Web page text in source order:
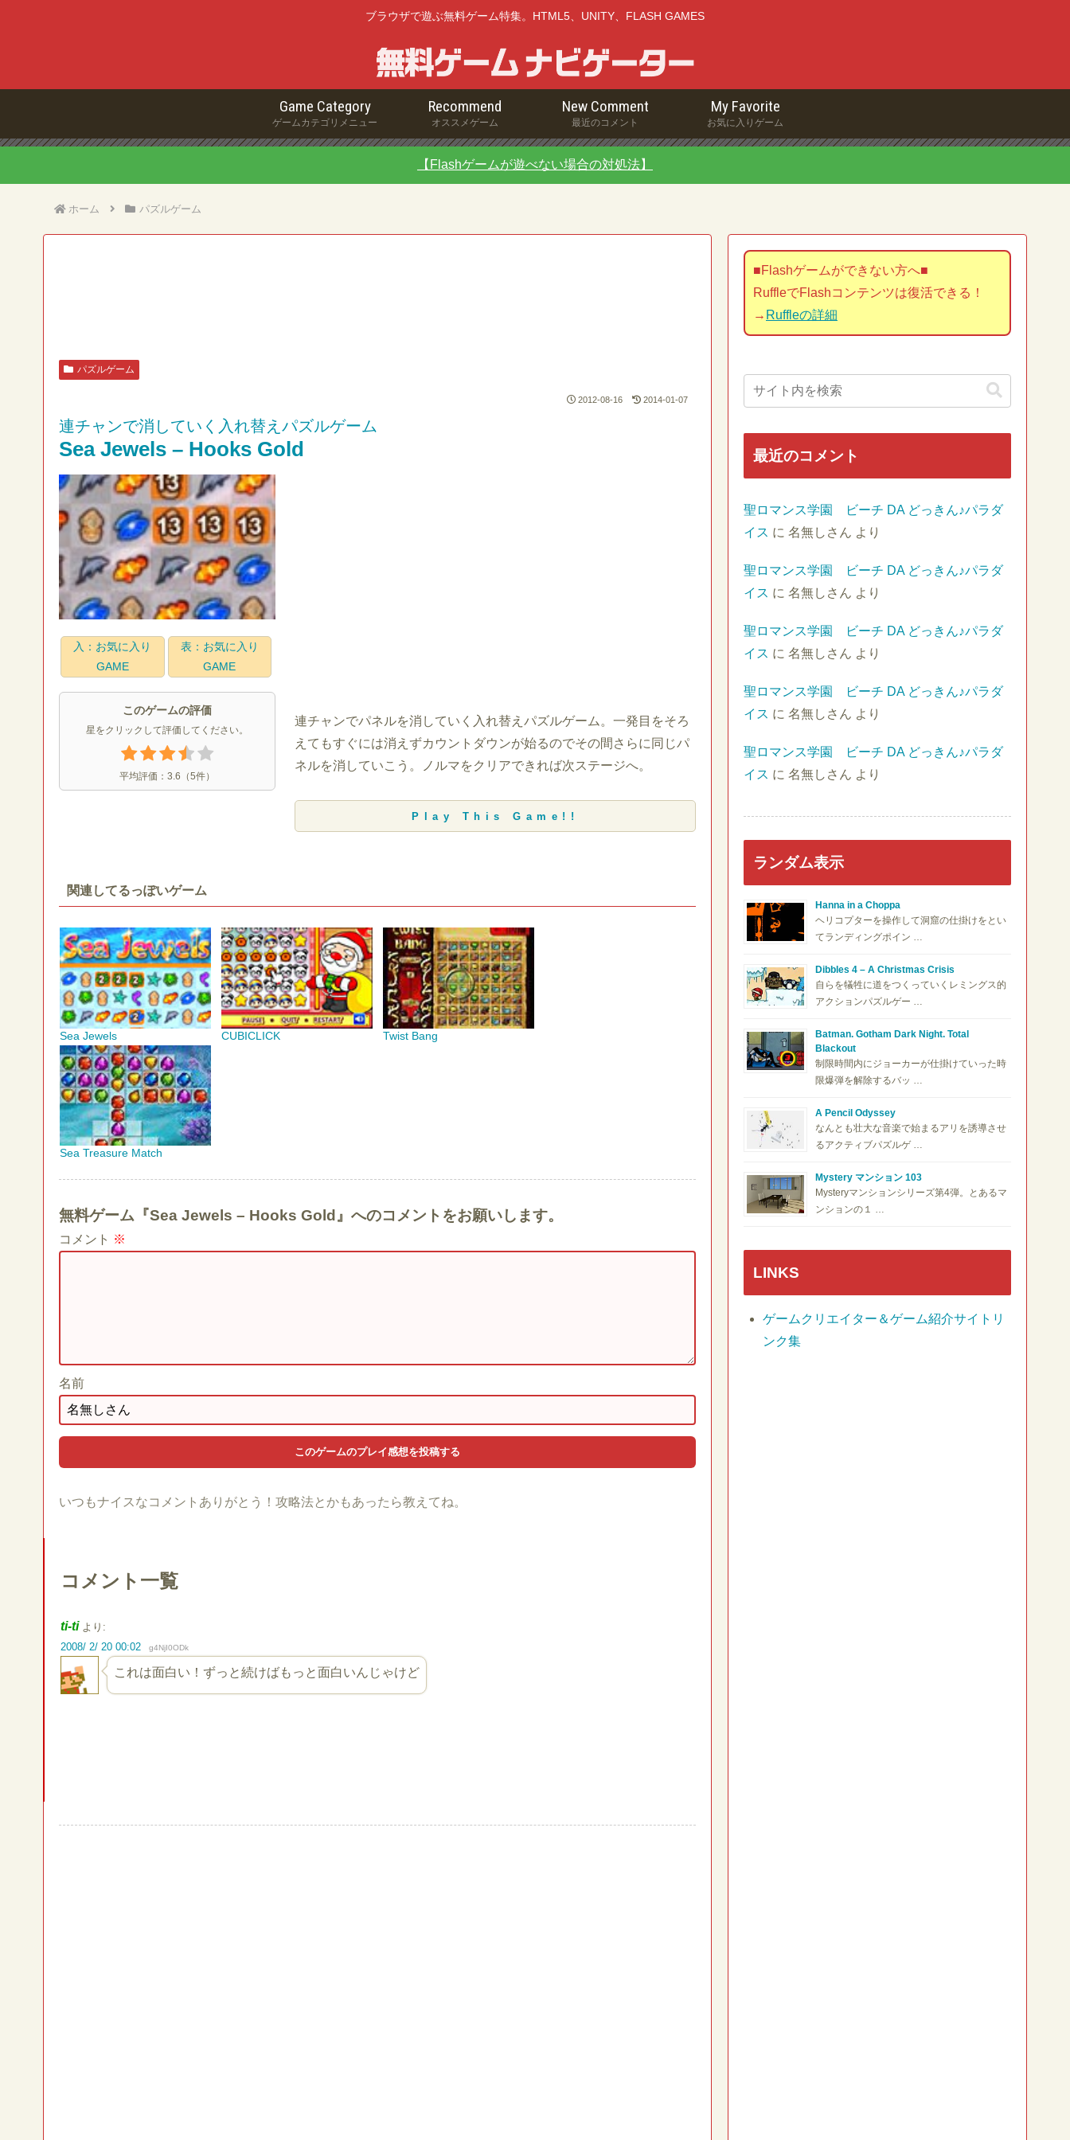
ブラウザで遊ぶ無料ゲーム特集。HTML5、UNITY、FLASH GAMES
Game Category
ゲームカテゴリメニュー
Recommend
オススメゲーム
New Comment
最近のコメント
My Favorite
お気に入りゲーム
【Flashゲームが遊べない場合の対処法】
ホーム パズルゲーム
パズルゲーム
2012-08-16 2014-01-07
連チャンで消していく入れ替えパズルゲーム
Sea Jewels – Hooks Gold
入：お気に入り
GAME
表：お気に入り
GAME
このゲームの評価
星をクリックして評価してください。
平均評価： 3.6 （5件）
連チャンでパネルを消していく入れ替えパズルゲーム。一発目をそろ
えてもすぐには消えずカウントダウンが始るのでその間さらに同じパ
ネルを消していこう。ノルマをクリアできれば次ステージへ。
Play This Game!!
関連してるっぽいゲーム
Sea Jewels CUBICLICK Twist Bang
Sea Treasure Match
無料ゲーム『Sea Jewels – Hooks Gold』へのコメントをお願いします。
コメント ※
名前
いつもナイスなコメントありがとう！攻略法とかもあったら教えてね。
コメント一覧
ti-ti より:
2008/ 2/ 20 00:02
g4NjI0ODk
これは面白い！ずっと続けばもっと面白いんじゃけど
■Flashゲームができない方へ■
RuffleでFlashコンテンツは復活できる！
→ Ruffleの詳細
最近のコメント
聖ロマンス学園 ビーチ DA どっきん♪パラダ
イス に 名無しさん より
聖ロマンス学園 ビーチ DA どっきん♪パラダ
イス に 名無しさん より
聖ロマンス学園 ビーチ DA どっきん♪パラダ
イス に 名無しさん より
聖ロマンス学園 ビーチ DA どっきん♪パラダ
イス に 名無しさん より
聖ロマンス学園 ビーチ DA どっきん♪パラダ
イス に 名無しさん より
ランダム表示
Hanna in a Choppa
ヘリコプターを操作して洞窟の仕掛けをとい
てランディングポイン …
Dibbles 4 – A Christmas Crisis
自らを犠牲に道をつくっていくレミングス的
アクションパズルゲー …
Batman. Gotham Dark Night. Total
Blackout
制限時間内にジョーカーが仕掛けていった時
限爆弾を解除するバッ …
A Pencil Odyssey
なんとも壮大な音楽で始まるアリを誘導させ
るアクティブパズルゲ …
Mystery マンション 103
Mysteryマンションシリーズ第4弾。とあるマ
ンションの１ …
LINKS
ゲームクリエイター＆ゲーム紹介サイトリ
ンク集